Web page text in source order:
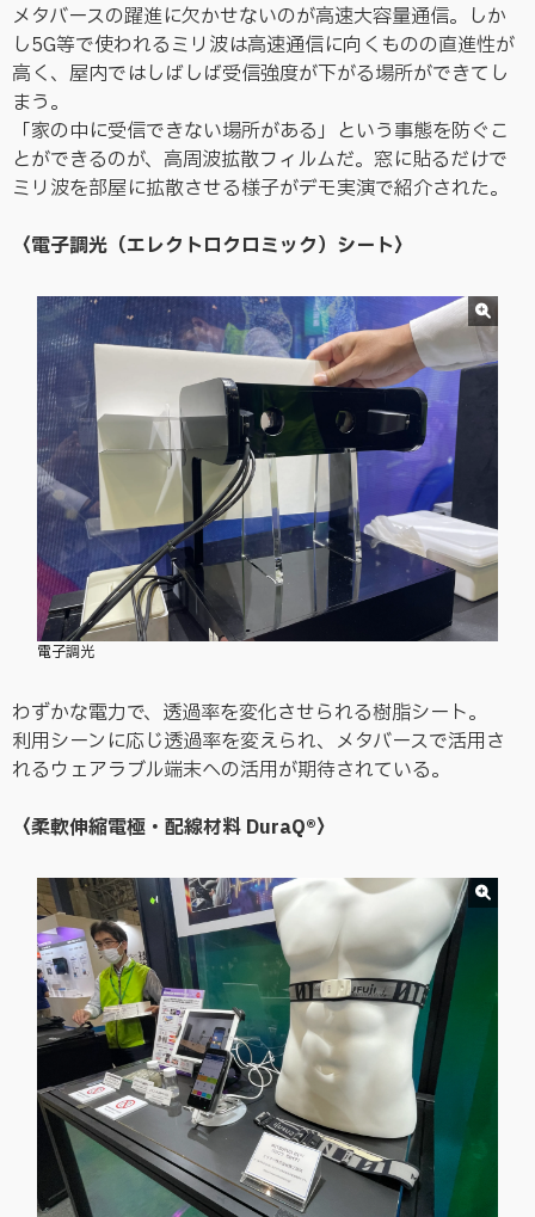
メタバースの躍進に欠かせないのが高速大容量通信。しか
し5G等で使われるミリ波は高速通信に向くものの直進性が
高く、屋内ではしばしば受信強度が下がる場所ができてし
まう。
「家の中に受信できない場所がある」という事態を防ぐこ
とができるのが、高周波拡散フィルムだ。窓に貼るだけで
ミリ波を部屋に拡散させる様子がデモ実演で紹介された。
〈電子調光（エレクトロクロミック）シート〉
電子調光
わずかな電力で、透過率を変化させられる樹脂シート。
利用シーンに応じ透過率を変えられ、メタバースで活用さ
れるウェアラブル端末への活用が期待されている。
〈柔軟伸縮電極・配線材料 DuraQ®〉